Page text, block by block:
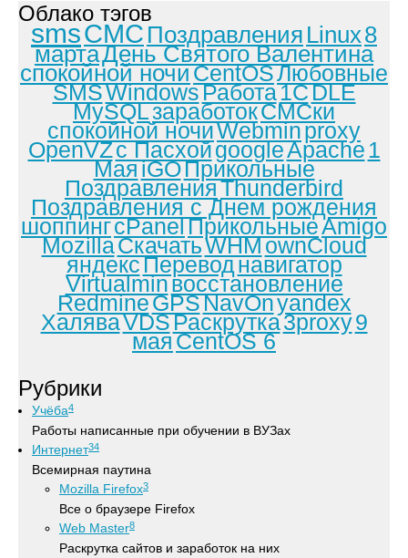
Облако тэгов
smsСМС Поздравления Linux8
мартаДень Святого Валентина
спокойной ночиCentOSЛюбовные
SMSWindowsРабота1СDLE
MySQLзаработокСМСки
спокойной ночиWebminproxy
OpenVZс ПасхойgoogleApache 1
МаяiGOПрикольные
ПоздравленияThunderbird
Поздравления с Днем рождения
шоппингcPanelПрикольныеAmigo
MozillaСкачатьWHMownCloud
яндексПереводнавигатор
Virtualminвосстановление
RedmineGPSNavOnyandex
ХаляваVDSРаскрутка3proxy9
маяCentOS 6
Рубрики
Учёба4
Работы написанные при обучении в ВУЗах
Интернет34
Всемирная паутина
Mozilla Firefox3
Все о браузере Firefox
Web Master8
Раскрутка сайтов и заработок на них